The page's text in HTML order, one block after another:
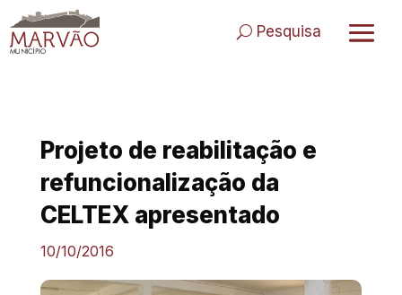
to
content
Pesquisa
Projeto de reabilitação e
refuncionalização da
CELTEX apresentado
10/10/2016